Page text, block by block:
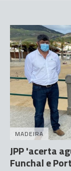
MADEIRA
JPP 'acerta
Funchal e